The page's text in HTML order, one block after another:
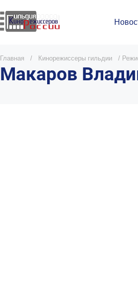
Главная / Кинорежиссеры гильдии /
Макаров